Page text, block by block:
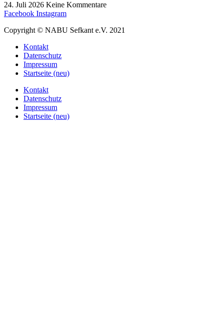
24. Juli 2026 Keine Kommentare
Facebook Instagram
Copyright © NABU Sefkant e.V. 2021
Kontakt
Datenschutz
Impressum
Startseite (neu)
Kontakt
Datenschutz
Impressum
Startseite (neu)